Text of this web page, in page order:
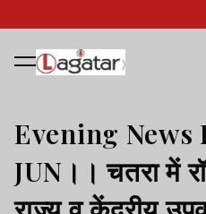
Evening News
JUN।। चतरा में